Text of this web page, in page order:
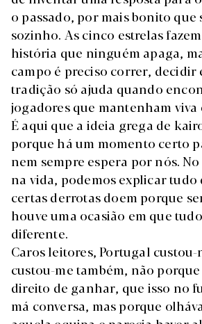
o passado, por mais bonito que
sozinho. As cinco estrelas
história que ninguém apaga,
campo é preciso correr, decidir
tradição só ajuda quando
jogadores que mantenham viva
É aqui que a ideia grega de
porque há um momento certo
nem sempre espera por nós.
na vida, podemos explicar tudo
certas derrotas doem porque
houve uma ocasião em que
diferente.
Caros leitores, Portugal custou-
custou-me também, não porque
direito de ganhar, que isso no
má conversa, mas porque